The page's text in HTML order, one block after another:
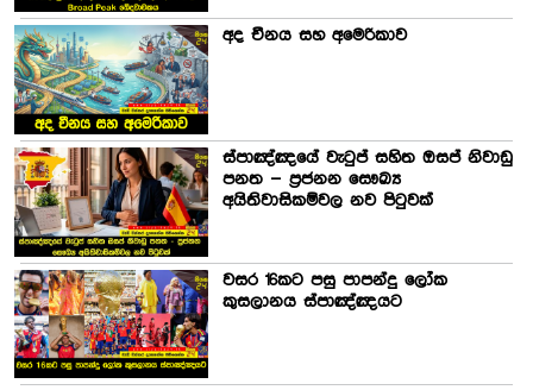
අද චීනය සහ අමෙරිකාව
ස්පාඤ්ඤයේ වැටුප් සහිත ඔසප් නිවාඩු
පනත – ප්‍රජනන සෞඛ්‍ය
අයිතිවාසිකම්වල නව පිටුවක්
වසර 16කට පසු පාපන්දු ලෝක
කුසලානය ස්පාඤ්ඤයට